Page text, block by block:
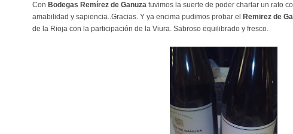
Con Bodegas Remírez de Ganuza tuvimos la suerte de poder charlar un rato
amabilidad y sapiencia..Gracias. Y ya encima pudimos probar el
Remirez de
de la Rioja con la participación de la Viura. Sabroso equilibrado y fresco.